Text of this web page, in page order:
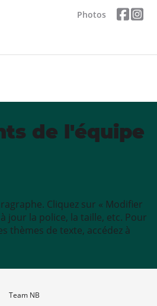
Photos
de l'équipe
Cliquez sur « Modifier
jour la police, la taille, etc. Pour
thèmes de texte, accédez à
Team NB